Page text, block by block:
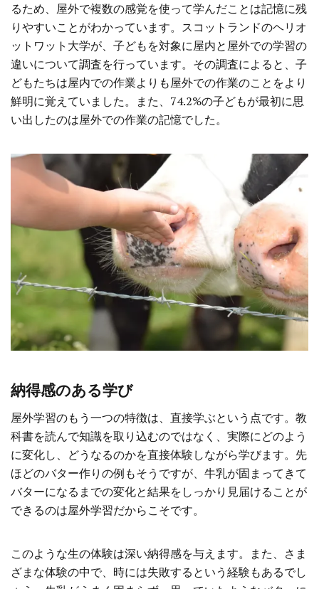
るため、屋外で複数の感覚を使って学んだことは記憶に残
りやすいことがわかっています。スコットランドのヘリオ
ットワット大学が、子どもを対象に屋内と屋外での学習の
違いについて調査を行っています。その調査によると、子
どもたちは屋内での作業よりも屋外での作業のことをより
鮮明に覚えていました。また、74.2%の子どもが最初に思
い出したのは屋外での作業の記憶でした。
納得感のある学び
屋外学習のもう一つの特徴は、直接学ぶという点です。教
科書を読んで知識を取り込むのではなく、実際にどのよう
に変化し、どうなるのかを直接体験しながら学びます。先
ほどのバター作りの例もそうですが、牛乳が固まってきて
バターになるまでの変化と結果をしっかり見届けることが
できるのは屋外学習だからこそです。
このような生の体験は深い納得感を与えます。また、さま
ざまな体験の中で、時には失敗するという経験もあるでし